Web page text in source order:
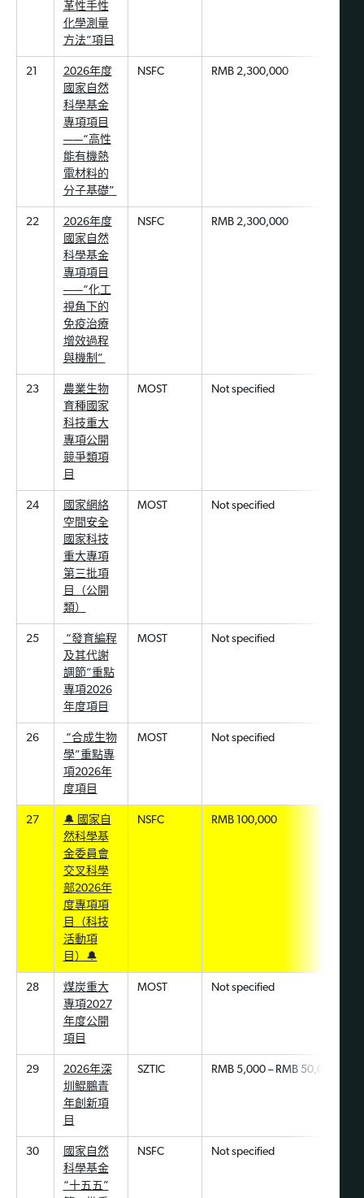
革性手性
化學測量
方法”項目
21
2026年度
國家自然
科學基金
專項項目
——“高性
能有機熱
電材料的
分子基礎”
NSFC RMB 2,300,000
22
2026年度
國家自然
科學基金
專項項目
——“化工
視角下的
免疫治療
增效過程
與機制”
NSFC RMB 2,300,000
23
農業生物
育種國家
科技重大
專項公開
競爭類項
目
MOST Not specified
24
國家網絡
空間安全
國家科技
重大專項
第三批項
目（公開
類）
MOST Not specified
25
“發育編程
及其代謝
調節”重點
專項2026
年度項目
MOST Not specified
26
“合成生物
學”重點專
項2026年
度項目
MOST Not specified
27
🔔 國家自
然科學基
金委員會
交叉科學
部2026年
度專項項
目（科技
活動項
目）🔔
NSFC RMB 100,000
28
煤炭重大
專項2027
年度公開
項目
MOST Not specified
29
2026年深
圳鯤鵬青
年創新項
目
SZTIC RMB 5,000 – RMB 50,000
30
國家自然
科學基金
“十五五”
NSFC Not specified